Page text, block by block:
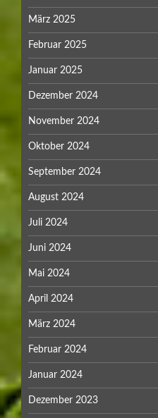
März 2025
Februar 2025
Januar 2025
Dezember 2024
November 2024
Oktober 2024
September 2024
August 2024
Juli 2024
Juni 2024
Mai 2024
April 2024
März 2024
Februar 2024
Januar 2024
Dezember 2023